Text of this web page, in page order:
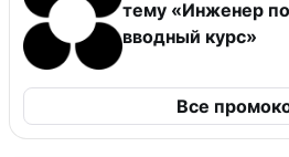
тему «Инженер
вводный курс»
Все